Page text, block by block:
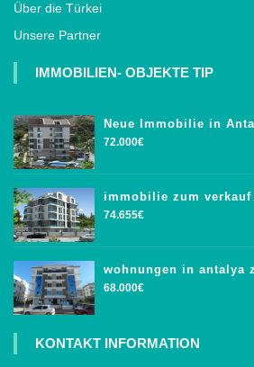
Über die Türkei
Unsere Partner
IMMOBILIEN- OBJEKTE TIP
Neue Immobilie in
72.000€
immobilie zum verkauf
74.655€
wohnungen in antalya
68.000€
KONTAKT INFORMATION